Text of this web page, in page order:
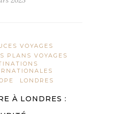
VOYAGES
PLANS VOYAGES
LONDRES
À LONDRES :